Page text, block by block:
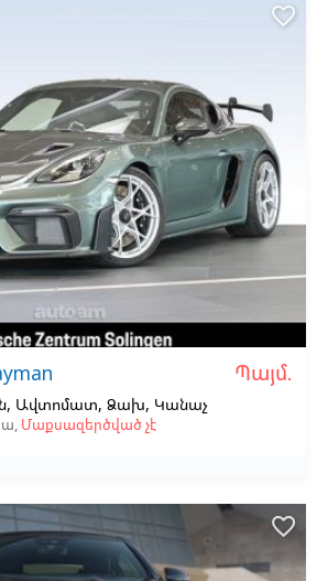
Պայմ.
Ավտոմատ, Ձախ, Կանաչ
, Մաքսազերծված չէ
favorite_border
favorite_border